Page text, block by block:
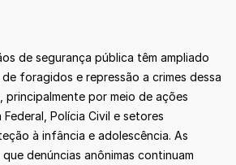
de segurança pública têm ampliado
foragidos e repressão a crimes dessa
principalmente por meio de ações
Polícia Civil e setores
à infância e adolescência. As
denúncias anônimas continuam